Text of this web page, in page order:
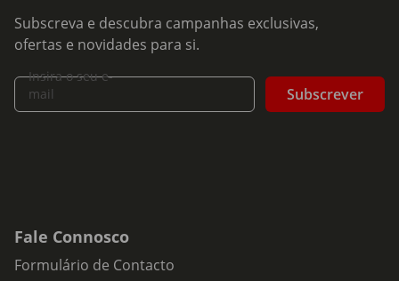
Subscreva e descubra campanhas exclusivas,
ofertas e novidades para si.
Insira o seu e-
mail
Subscrever
Fale Connosco
Formulário de Contacto